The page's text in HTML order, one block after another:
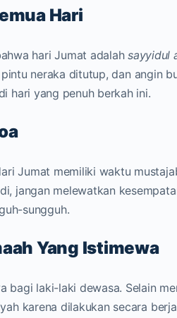
Hari
hari Jumat adalahsayyidul
neraka ditutup, dan angin
hari yang penuh berkah ini.
Jumat memiliki waktu
jangan melewatkan
sungguh.
Yang Istimewa
bagi laki-laki dewasa. Selain
karena dilakukan secara